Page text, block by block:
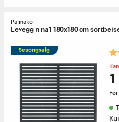
Palmako
Levegg nina1 180x180 cm
Sesongsalg
Før